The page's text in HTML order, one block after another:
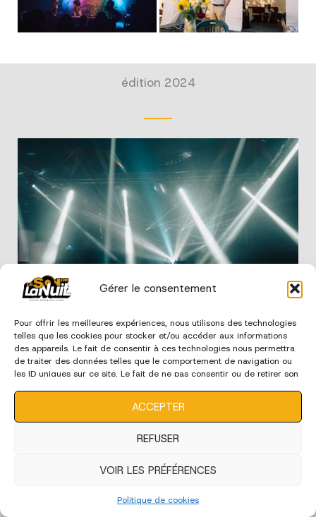
Gérer le consentement
Pour offrir les meilleures expériences, nous utilisons des technologies
telles que les cookies pour stocker et/ou accéder aux informations
des appareils. Le fait de consentir à ces technologies nous permettra
de traiter des données telles que le comportement de navigation ou
les ID uniques sur ce site. Le fait de ne pas consentir ou de retirer son
ACCEPTER
REFUSER
VOIR LES PRÉFÉRENCES
Politique de cookies
édition 2024